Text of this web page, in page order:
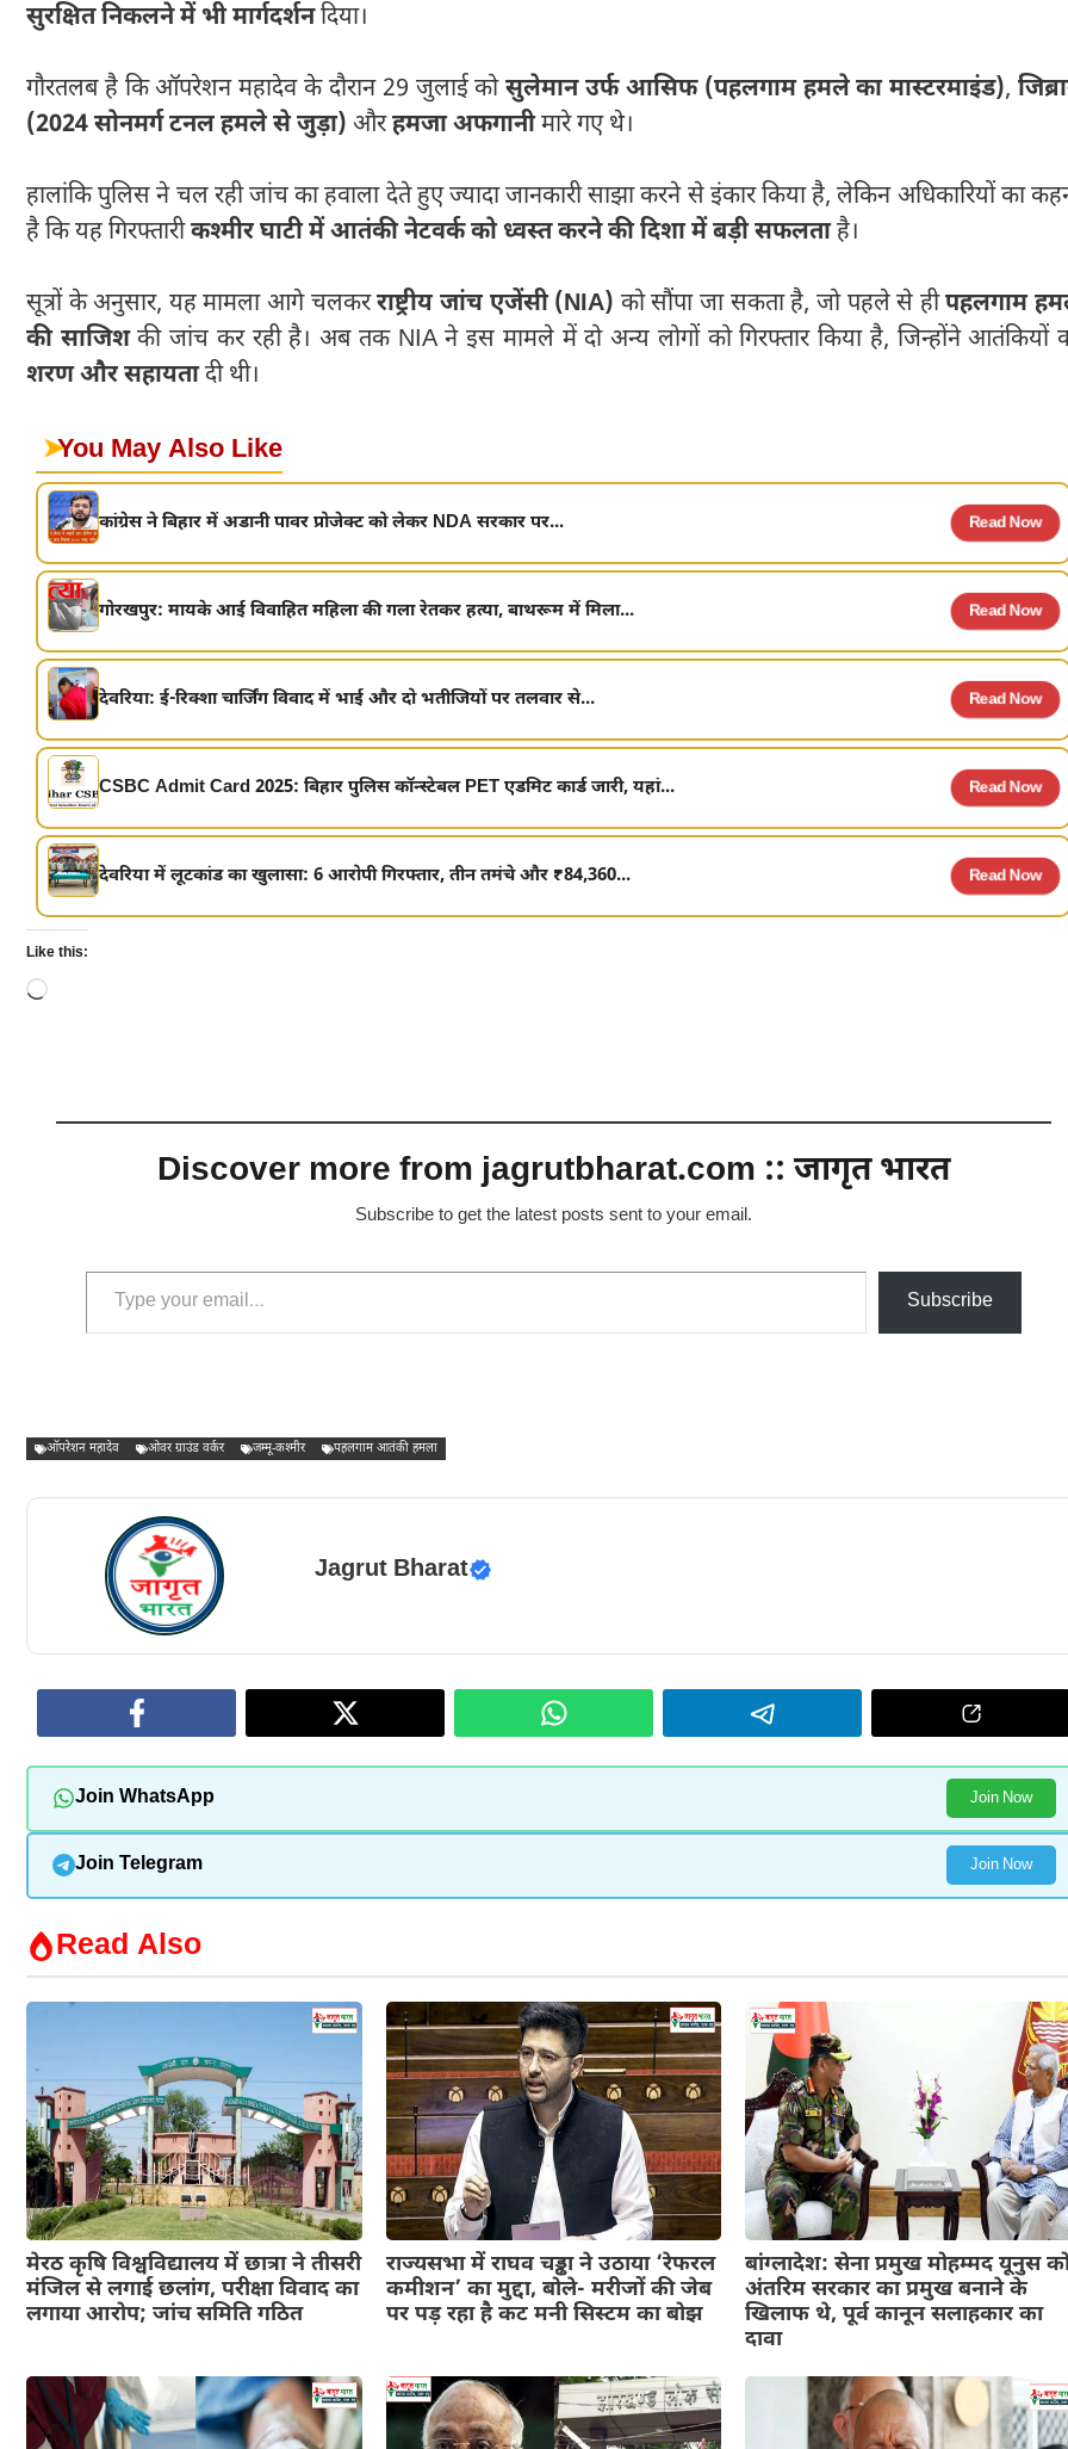
सुरक्षित निकलने में भी मार्गदर्शनदिया।
गौरतलब है कि ऑपरेशन महादेव के दौरान 29 जुलाई कोसुलेमान उर्फ आसिफ (पहलगाम हमले का मास्टरमाइंड),
(2024 सोनमर्ग टनल हमले से जुड़ा) औरहमजा अफगानीमारे गए थे।
हालांकि पुलिस ने चल रही जांच का हवाला देते हुए ज्यादा जानकारी साझा करने से इंकार किया है, लेकिन अधिकारियों का
है कि यह गिरफ्तारीकश्मीर घाटी में आतंकी नेटवर्क को ध्वस्त करने की दिशा में बड़ी सफलताहै।
सूत्रों के अनुसार, यह मामला आगे चलकरराष्ट्रीय जांच एजेंसी (NIA) को सौंपा जा सकता है, जो पहले से हीपहलगाम
की साजिशकी जांच कर रही है। अब तक NIA ने इस मामले में दो अन्य लोगों को गिरफ्तार किया है, जिन्होंने आतंकियों
शरण और सहायतादी थी।
➤You May Also Like
कांग्रेस ने बिहार में अडानी पावर प्रोजेक्ट को लेकर NDA सरकार पर... Read Now
गोरखपुर: मायके आई विवाहित महिला की गला रेतकर हत्या, बाथरूम में मिला... Read Now
देवरिया: ई-रिक्शा चार्जिंग विवाद में भाई और दो भतीजियों पर तलवार से... Read Now
CSBC Admit Card 2025: बिहार पुलिस कॉन्स्टेबल PET एडमिट कार्ड जारी, यहां... Read Now
देवरिया में लूटकांड का खुलासा: 6 आरोपी गिरफ्तार, तीन तमंचे और ₹84,360... Read Now
Like this:
Loading…
Discover more from jagrutbharat.com :: जागृत भारत
Subscribe to get the latest posts sent to your email.
Type your email…
Subscribe
ऑपरेशन महादेव ओवर ग्राउंड वर्कर जम्मू-कश्मीर पहलगाम आतंकी हमला
Jagrut Bharat
Join WhatsApp Join Now
Join Telegram Join Now
Read Also
मेरठ कृषि विश्वविद्यालय में छात्रा ने तीसरी
मंजिल से लगाई छलांग, परीक्षा विवाद का
लगाया आरोप; जांच समिति गठित
राज्यसभा में राघव चड्ढा ने उठाया ‘रेफरल
कमीशन’ का मुद्दा, बोले- मरीजों की जेब
पर पड़ रहा है कट मनी सिस्टम का बोझ
बांग्लादेश: सेना प्रमुख मोहम्मद यूनुस
अंतरिम सरकार का प्रमुख बनाने के
खिलाफ थे, पूर्व कानून सलाहकार का
दावा